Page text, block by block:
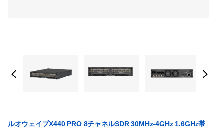
ルオウェイブX440 PRO 8チャネルSDR 30MHz-4GHz 1.6GHz帯